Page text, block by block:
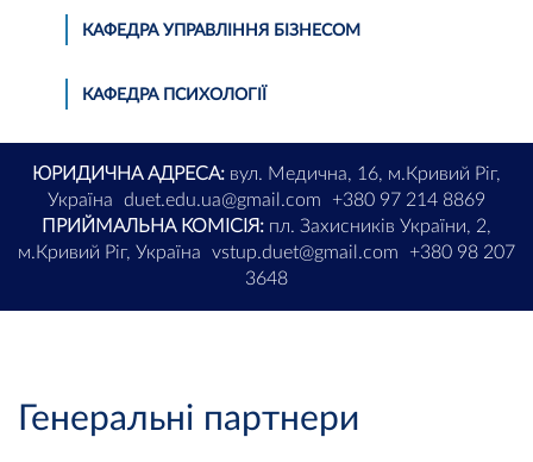
КАФЕДРА УПРАВЛІННЯ БІЗНЕСОМ
КАФЕДРА ПСИХОЛОГІЇ
ЮРИДИЧНА АДРЕСА: вул. Медична, 16, м.Кривий Ріг,
Україна
duet.edu.ua@gmail.com
+380 97 214 8869
ПРИЙМАЛЬНА КОМІСІЯ: пл. Захисників України, 2,
м.Кривий Ріг, Україна
vstup.duet@gmail.com
+380 98 207
3648
Генеральні партнери